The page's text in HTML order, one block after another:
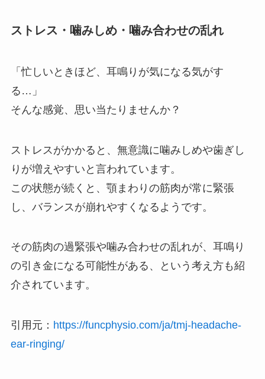
ストレス・噛みしめ・噛み合わせの乱れ
「忙しいときほど、耳鳴りが気になる気がす
る…」
そんな感覚、思い当たりませんか？
ストレスがかかると、無意識に噛みしめや歯ぎし
りが増えやすいと言われています。
この状態が続くと、顎まわりの筋肉が常に緊張
し、バランスが崩れやすくなるようです。
その筋肉の過緊張や噛み合わせの乱れが、耳鳴り
の引き金になる可能性がある、という考え方も紹
介されています。
引用元： https://funcphysio.com/ja/tmj-headache-
ear-ringing/